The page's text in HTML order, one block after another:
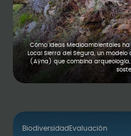
Cómo Ideas Medioambientales
Local Sierra del Segura, un
(Aýna) que combina
Biodiversidad Evaluación